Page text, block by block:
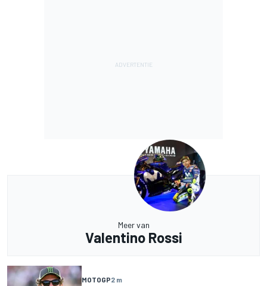
Meer van
Valentino Rossi
MOTOGP2 m